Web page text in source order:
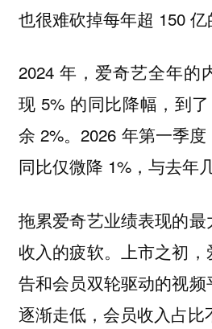
也很难砍掉每年超 150 亿
2024 年，爱奇艺全年的
现 5% 的同比降幅，到
余 2%。2026 年第一季
同比仅微降 1%，与去年
拖累爱奇艺业绩表现的
收入的疲软。上市之初
告和会员双轮驱动的视频
逐渐走低，会员收入占比